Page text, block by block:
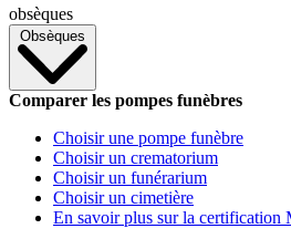
obsèques
Obsèques
Comparer les pompes funèbres
Choisir une pompe funèbre
Choisir un crematorium
Choisir un funérarium
Choisir un cimetière
En savoir plus sur la certification